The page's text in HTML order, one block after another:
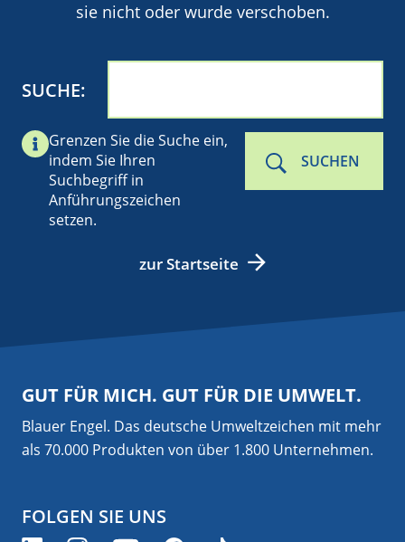
sie nicht oder wurde verschoben.
SUCHE
Grenzen Sie die Suche ein,
indem Sie Ihren
Suchbegriff in
Anführungszeichen
setzen.
SUCHEN
zur Startseite
GUT FÜR MICH. GUT FÜR DIE UMWELT.
Blauer Engel. Das deutsche Umweltzeichen mit mehr
als 70.000 Produkten von über 1.800 Unternehmen.
FOLGEN SIE UNS